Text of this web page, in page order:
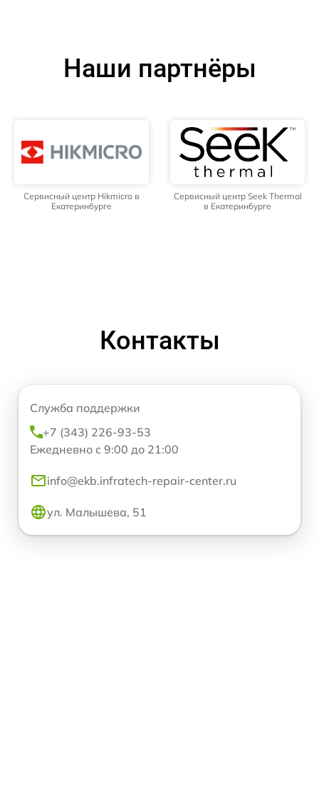
Наши партнёры
Сервисный центр Hikmicro в
Екатеринбурге
Сервисный центр Seek Thermal
в Екатеринбурге
Контакты
Служба поддержки
+7 (343) 226-93-53
Ежедневно с 9:00 до 21:00
info@ekb.infratech-repair-center.ru
ул. Малышева, 51